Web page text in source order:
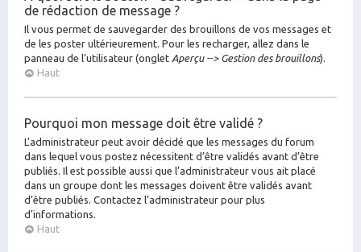
de rédaction de message ?
Il vous permet de sauvegarder des brouillons de vos messages et
de les poster ultérieurement. Pour les recharger, allez dans le
panneau de l’utilisateur (onglet Aperçu --> Gestion des brouillons).
Haut
Pourquoi mon message doit être validé ?
L’administrateur peut avoir décidé que les messages du forum
dans lequel vous postez nécessitent d’être validés avant d’être
publiés. Il est possible aussi que l’administrateur vous ait placé
dans un groupe dont les messages doivent être validés avant
d’être publiés. Contactez l’administrateur pour plus
d’informations.
Haut